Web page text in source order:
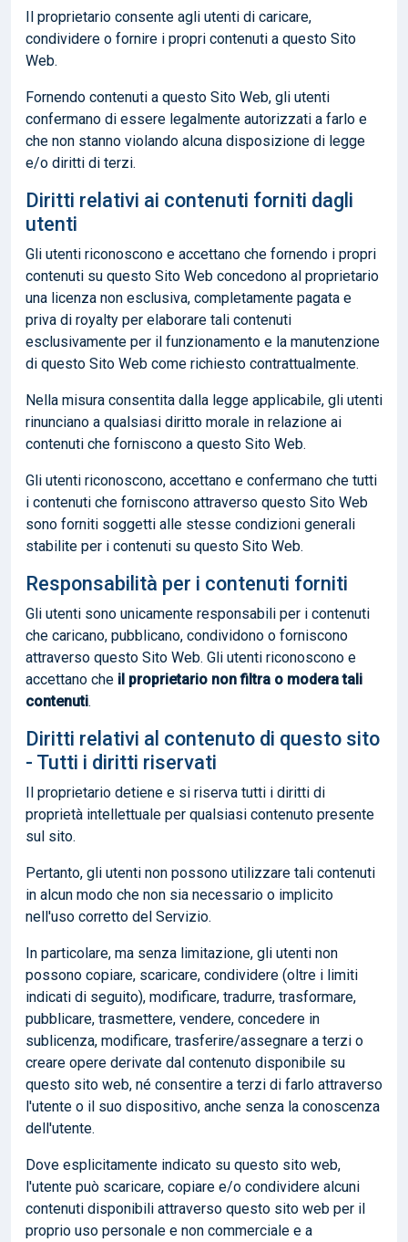
Il proprietario consente agli utenti di caricare,
condividere o fornire i propri contenuti a questo Sito
Web.
Fornendo contenuti a questo Sito Web, gli utenti
confermano di essere legalmente autorizzati a farlo e
che non stanno violando alcuna disposizione di legge
e/o diritti di terzi.
Diritti relativi ai contenuti forniti dagli
utenti
Gli utenti riconoscono e accettano che fornendo i propri
contenuti su questo Sito Web concedono al proprietario
una licenza non esclusiva, completamente pagata e
priva di royalty per elaborare tali contenuti
esclusivamente per il funzionamento e la manutenzione
di questo Sito Web come richiesto contrattualmente.
Nella misura consentita dalla legge applicabile, gli utenti
rinunciano a qualsiasi diritto morale in relazione ai
contenuti che forniscono a questo Sito Web.
Gli utenti riconoscono, accettano e confermano che tutti
i contenuti che forniscono attraverso questo Sito Web
sono forniti soggetti alle stesse condizioni generali
stabilite per i contenuti su questo Sito Web.
Responsabilità per i contenuti forniti
Gli utenti sono unicamente responsabili per i contenuti
che caricano, pubblicano, condividono o forniscono
attraverso questo Sito Web. Gli utenti riconoscono e
accettano che il proprietario non filtra o modera tali
contenuti.
Diritti relativi al contenuto di questo sito
- Tutti i diritti riservati
Il proprietario detiene e si riserva tutti i diritti di
proprietà intellettuale per qualsiasi contenuto presente
sul sito.
Pertanto, gli utenti non possono utilizzare tali contenuti
in alcun modo che non sia necessario o implicito
nell'uso corretto del Servizio.
In particolare, ma senza limitazione, gli utenti non
possono copiare, scaricare, condividere (oltre i limiti
indicati di seguito), modificare, tradurre, trasformare,
pubblicare, trasmettere, vendere, concedere in
sublicenza, modificare, trasferire/assegnare a terzi o
creare opere derivate dal contenuto disponibile su
questo sito web, né consentire a terzi di farlo attraverso
l'utente o il suo dispositivo, anche senza la conoscenza
dell'utente.
Dove esplicitamente indicato su questo sito web,
l'utente può scaricare, copiare e/o condividere alcuni
contenuti disponibili attraverso questo sito web per il
proprio uso personale e non commerciale e a